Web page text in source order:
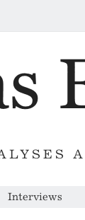
Interviews